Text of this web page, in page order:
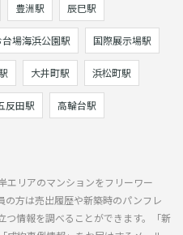
豊洲駅 辰巳駅
台場海浜公園駅 国際展示場駅
大井町駅 浜松町駅
反田駅 高輪台駅
エリアのマンションをフリーワー
の方は売出履歴や新築時のパンフレ
つ情報を調べることができます。「新